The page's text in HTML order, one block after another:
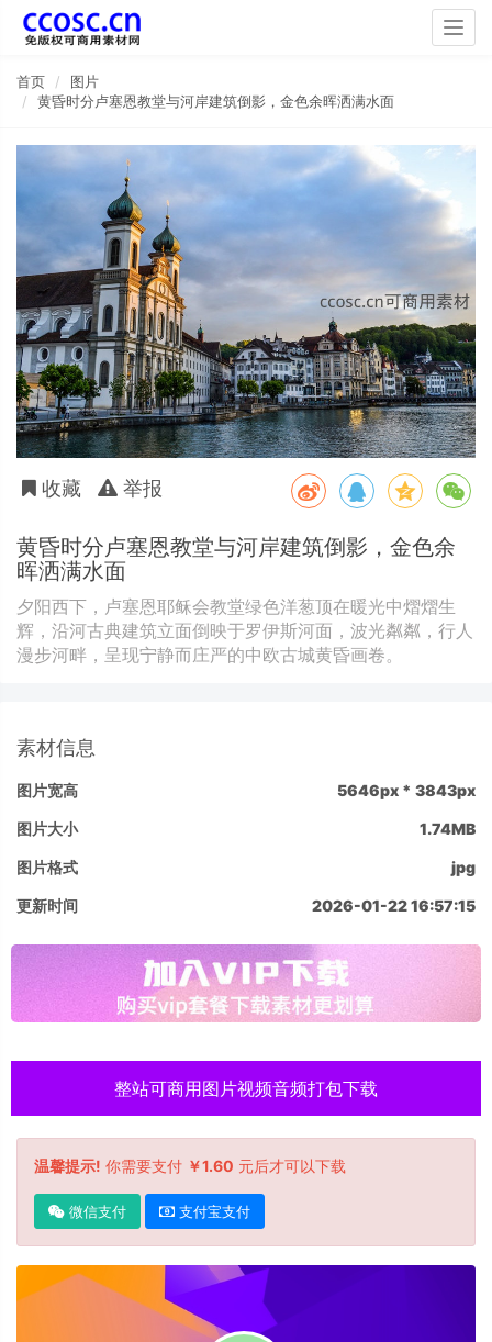
首页
图片
黄昏时分卢塞恩教堂与河岸建筑倒影，金色余晖洒满水面
收藏 举报
黄昏时分卢塞恩教堂与河岸建筑倒影，金色余
晖洒满水面
夕阳西下，卢塞恩耶稣会教堂绿色洋葱顶在暖光中熠熠生
辉，沿河古典建筑立面倒映于罗伊斯河面，波光粼粼，行人
漫步河畔，呈现宁静而庄严的中欧古城黄昏画卷。
素材信息
图片宽高 5646px * 3843px
图片大小 1.74MB
图片格式 jpg
更新时间 2026-01-22 16:57:15
整站可商用图片视频音频打包下载
温馨提示! 你需要支付 ￥1.60 元后才可以下载
微信支付 支付宝支付